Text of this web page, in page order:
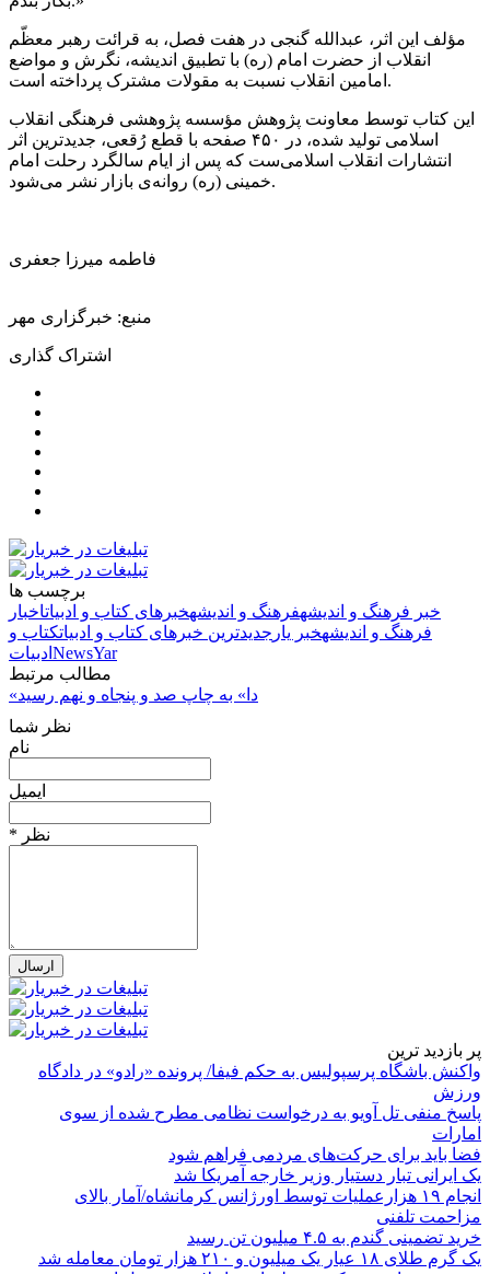
مؤلف این اثر، عبدالله گنجی در هفت فصل، به قرائت رهبر معظّم
انقلاب از حضرت امام (ره) با تطبیق اندیشه، نگرش و مواضع
امامین انقلاب نسبت به مقولات مشترک پرداخته است.
این کتاب توسط معاونت پژوهش مؤسسه پژوهشی فرهنگی انقلاب
اسلامی تولید شده‌، در ۴۵۰ صفحه با قطع رُقعی، جدیدترین اثر
انتشارات انقلاب اسلامی‌ست که پس از ایام سالگرد رحلت امام
خمینی (ره) روانه‌ی بازار نشر می‌شود.
فاطمه میرزا جعفری
منبع: خبرگزاری مهر
اشتراک گذاری
برچسب ها
خبر فرهنگ و اندیشهفرهنگ و اندیشهخبرهای کتاب و ادبیاتاخبار
فرهنگ و اندیشهخبر یار جدیدترین خبرهای کتاب و ادبیاتکتاب و
ادبیات NewsYar
مطالب مرتبط
«دا» به چاپ صد و پنجاه‌ و نهم رسید
نظر شما
نام
ایمیل
* نظر
پر بازدید ترین
واکنش باشگاه پرسپولیس به حکم فیفا/ پرونده «رادو» در دادگاه
ورزش
پاسخ منفی تل آویو به درخواست نظامی مطرح شده از سوی
امارات
فضا باید برای حرکت‌های مردمی فراهم شود
یک ایرانی تبار دستیار وزیر خارجه آمریکا شد
انجام ۱۹ هزارعملیات توسط اورژانس کرمانشاه/آمار بالای
مزاحمت تلفنی
خرید تضمینی گندم به ۴.۵ میلیون تن رسید
یک گرم طلای ۱۸ عیار یک میلیون و ۲۱۰ هزار تومان معامله شد